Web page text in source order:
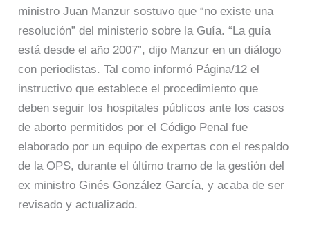
ministro Juan Manzur sostuvo que “no existe una
resolución” del ministerio sobre la Guía. “La guía
está desde el año 2007”, dijo Manzur en un diálogo
con periodistas. Tal como informó Página/12 el
instructivo que establece el procedimiento que
deben seguir los hospitales públicos ante los casos
de aborto permitidos por el Código Penal fue
elaborado por un equipo de expertas con el respaldo
de la OPS, durante el último tramo de la gestión del
ex ministro Ginés González García, y acaba de ser
revisado y actualizado.